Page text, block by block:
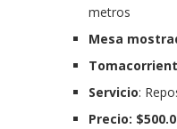
metros
Mesa
Servicio:
Precio: